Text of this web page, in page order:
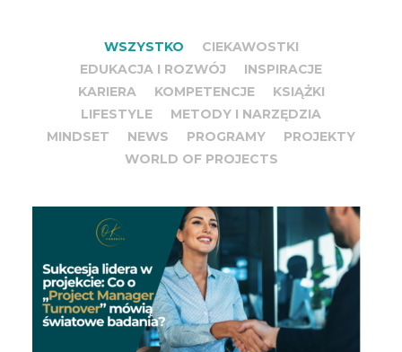
WSZYSTKO
CIEKAWOSTKI
EDUKACJA I ROZWÓJ
INSPIRACJE
KARIERA
KOMPETENCJE
KSIĄŻKI
LIFESTYLE
METODY I NARZĘDZIA
MINDSET
NEWS PROGRAMY
PROJEKTY
WORLD OF PROJECTS